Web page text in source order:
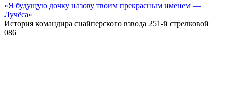
«Я будущую дочку назову твоим прекрасным именем —
Лучёса»
История командира снайперского взвода 251-й стрелковой
086